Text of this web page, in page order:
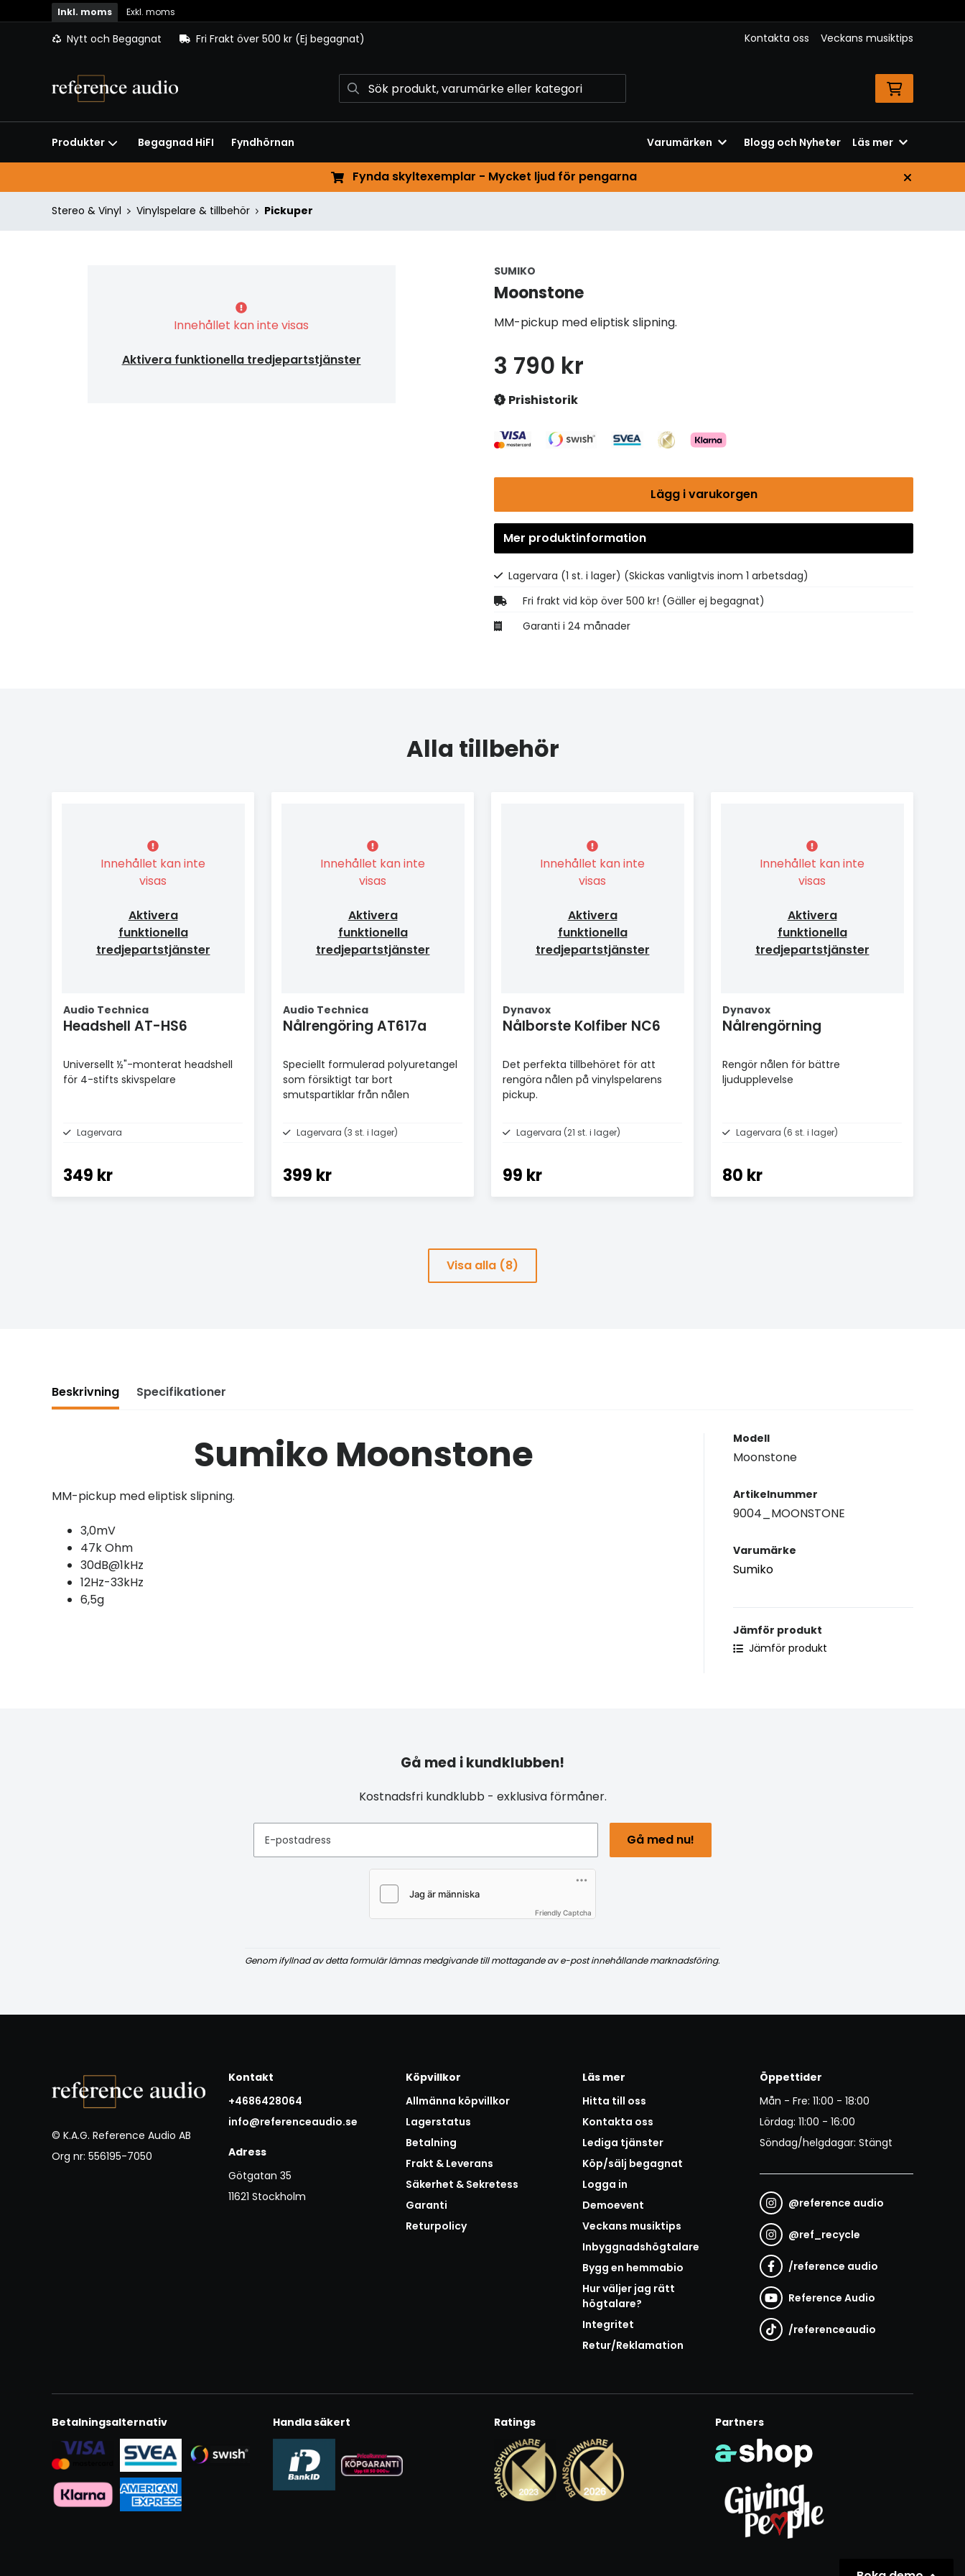
Inkl. moms Exkl. moms
Nytt och Begagnat Fri Frakt över 500 kr (Ej begagnat) Kontakta oss Veckans musiktips
Produkter Begagnad HiFI Fyndhörnan Varumärken Blogg och Nyheter Läs mer
Fynda skyltexemplar - Mycket ljud för pengarna
Stereo & Vinyl Vinylspelare & tillbehör Pickuper
Innehållet kan inte visas
Aktivera funktionella tredjepartstjänster
SUMIKO
Moonstone
MM-pickup med eliptisk slipning.
3 790 kr
Prishistorik
Lägg i varukorgen
Mer produktinformation
Lagervara (1 st. i lager) (Skickas vanligtvis inom 1 arbetsdag)
Fri frakt vid köp över 500 kr! (Gäller ej begagnat)
Garanti i 24 månader
Alla tillbehör
Innehållet kan inte
visas
Aktivera
funktionella
tredjepartstjänster
Audio Technica
Headshell AT-HS6
Universellt ½"-monterat headshell
för 4-stifts skivspelare
Lagervara
349 kr
Innehållet kan inte
visas
Aktivera
funktionella
tredjepartstjänster
Audio Technica
Nålrengöring AT617a
Speciellt formulerad polyuretangel
som försiktigt tar bort
smutspartiklar från nålen
Lagervara (3 st. i lager)
399 kr
Innehållet kan inte
visas
Aktivera
funktionella
tredjepartstjänster
Dynavox
Nålborste Kolfiber NC6
Det perfekta tillbehöret för att
rengöra nålen på vinylspelarens
pickup.
Lagervara (21 st. i lager)
99 kr
Innehållet kan inte
visas
Aktivera
funktionella
tredjepartstjänster
Dynavox
Nålrengörning
Rengör nålen för bättre
ljudupplevelse
Lagervara (6 st. i lager)
80 kr
Visa alla (8)
Beskrivning Specifikationer
Sumiko Moonstone
MM-pickup med eliptisk slipning.
3,0mV
47k Ohm
30dB@1kHz
12Hz-33kHz
6,5g
Modell
Moonstone
Artikelnummer
9004_MOONSTONE
Varumärke
Sumiko
Jämför produkt
Jämför produkt
Gå med i kundklubben!
Kostnadsfri kundklubb - exklusiva förmåner.
E-postadress Gå med nu!
Friendly Captcha
Genom ifyllnad av detta formulär lämnas medgivande till mottagande av e-post innehållande marknadsföring.
© K.A.G. Reference Audio AB
Org nr: 556195-7050
Kontakt
+4686428064
info@referenceaudio.se
Adress
Götgatan 35
11621 Stockholm
Köpvillkor
Allmänna köpvillkor
Lagerstatus
Betalning
Frakt & Leverans
Säkerhet & Sekretess
Garanti
Returpolicy
Läs mer
Hitta till oss
Kontakta oss
Lediga tjänster
Köp/sälj begagnat
Logga in
Demoevent
Veckans musiktips
Inbyggnadshögtalare
Bygg en hemmabio
Hur väljer jag rätt
högtalare?
Integritet
Retur/Reklamation
Öppettider
Mån - Fre: 11:00 - 18:00
Lördag: 11:00 - 16:00
Söndag/helgdagar: Stängt
@reference audio
@ref_recycle
/reference audio
Reference Audio
/referenceaudio
Betalningsalternativ Handla säkert Ratings Partners